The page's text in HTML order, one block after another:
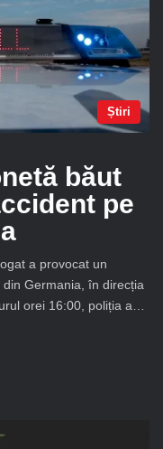
Știri
băut
pe
a provocat un
Germania, în direcția
orei 16:00, poliția a…